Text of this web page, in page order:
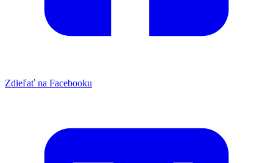
Zdieľať na Facebooku